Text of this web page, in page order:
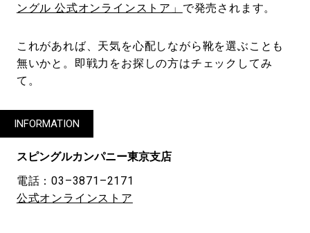
ングル 公式オンラインストア」 で発売されます。
これがあれば、天気を心配しながら靴を選ぶことも
無いかと。即戦力をお探しの方はチェックしてみ
て。
INFORMATION
スピングルカンパニー東京支店
電話：03–3871–2171
公式オンラインストア